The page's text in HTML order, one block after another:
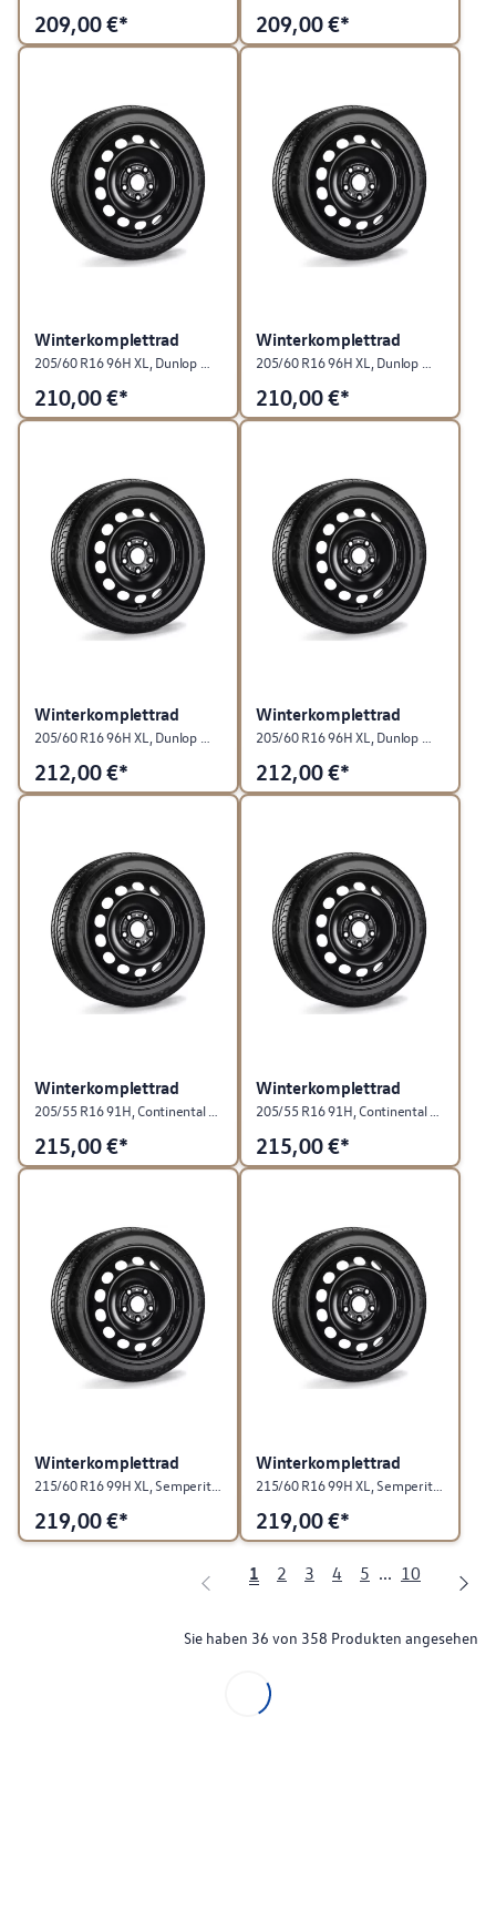
209,00€* 209,00€*
Winterkomplettrad
205/60 R16 96H XL, Dunlop Winter Sport 5, Stahl, Rallyeschwarz, rechts
210,00€*
Winterkomplettrad
205/60 R16 96H XL, Dunlop Winter Sport 5, Stahl, Rallyeschwarz, links
210,00€*
Winterkomplettrad
212,00€*
Winterkomplettrad
212,00€*
Winterkomplettrad
205/55 R16 91H, Continental WinterContact TS 870, "Stahl", Rallyeschwarz, rechts
215,00€*
Winterkomplettrad
205/55 R16 91H, Continental WinterContact TS 870, "Stahl", Rallyeschwarz, links
215,00€*
Winterkomplettrad
215/60 R16 99H XL, Semperit Speed-Grip 5, Stahl, Rallyeschwarz, rechts
219,00€*
Winterkomplettrad
215/60 R16 99H XL, Semperit SPEED-GRIP 5, "Stahl", Rallyeschwarz, links
219,00€*
1 2 3 4 5 ... 10
Sie haben 36 von 358 Produkten angesehen